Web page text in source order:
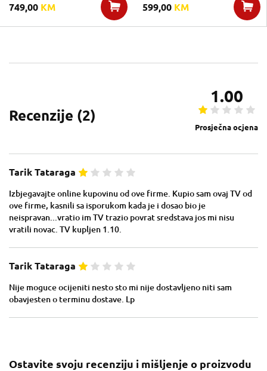
749,00 KM 599,00 KM
Recenzije (2)
1.00
Prosječna ocjena
Tarik Tataraga
Izbjegavajte online kupovinu od ove firme. Kupio sam ovaj TV od
ove firme, kasnili sa isporukom kada je i dosao bio je
neispravan...vratio im TV trazio povrat sredstava jos mi nisu
vratili novac. TV kupljen 1.10.
Tarik Tataraga
Nije moguce ocijeniti nesto sto mi nije dostavljeno niti sam
obavjesten o terminu dostave. Lp
Ostavite svoju recenziju i mišljenje o proizvodu